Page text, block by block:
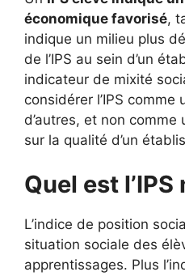
économique favorisé,
indique un milieu plus
de l’IPS au sein d’un
indicateur de mixité
considérer l’IPS comme
d’autres, et non
sur la qualité d’un
Quel est
L’indice de position
situation sociale des
apprentissages. Plus